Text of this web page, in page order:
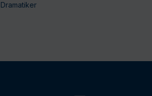
Dramatiker